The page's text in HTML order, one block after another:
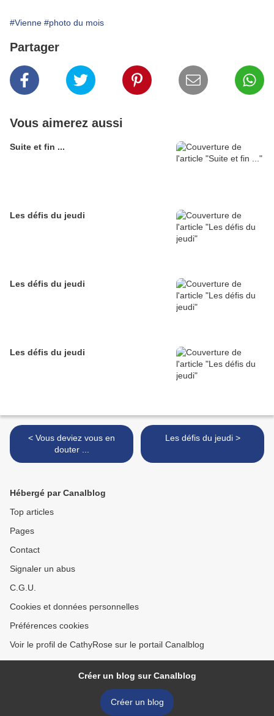
#Vienne #photo du mois
Partager
Vous aimerez aussi
Suite et fin ...
Les défis du jeudi
Les défis du jeudi
Les défis du jeudi
< Vous deviez vous en
douter ...
Les défis du jeudi >
Hébergé par Canalblog
Top articles
Pages
Contact
Signaler un abus
C.G.U.
Cookies et données personnelles
Préférences cookies
Voir le profil de CathyRose sur le portail Canalblog
Créer un blog sur Canalblog
Créer un blog